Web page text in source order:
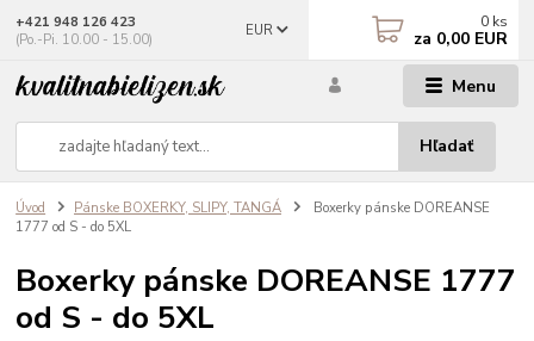
Menu
EUR
Hľadať
+421 948 126 423
(Po.-Pi. 10.00 - 15.00)
0 ks
za 0,00 EUR
Úvod Pánske BOXERKY, SLIPY, TANGÁ
Boxerky pánske DOREANSE
1777 od S - do 5XL
Boxerky pánske DOREANSE 1777
od S - do 5XL